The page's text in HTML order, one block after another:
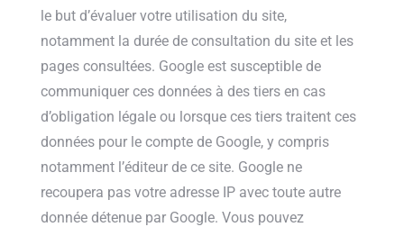
le but d’évaluer votre utilisation du site,
notamment la durée de consultation du site et les
pages consultées. Google est susceptible de
communiquer ces données à des tiers en cas
d’obligation légale ou lorsque ces tiers traitent ces
données pour le compte de Google, y compris
notamment l’éditeur de ce site. Google ne
recoupera pas votre adresse IP avec toute autre
donnée détenue par Google. Vous pouvez